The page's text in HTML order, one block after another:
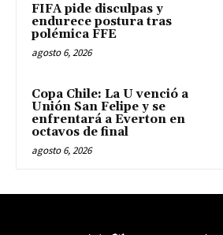
FIFA pide disculpas y
endurece postura tras
polémica FFE
agosto 6, 2026
Copa Chile: La U venció a
Unión San Felipe y se
enfrentará a Everton en
octavos de final
agosto 6, 2026